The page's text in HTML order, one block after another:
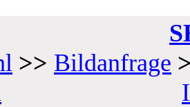
>> Bildanfrage